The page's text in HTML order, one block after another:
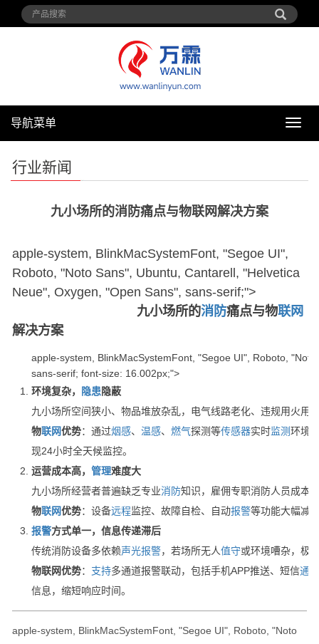
导
导航菜单
行业新闻
九小场所的消防痛点与物联网解决方案
apple-system, BlinkMacSystemFont, "Segoe UI",
Roboto, "Noto Sans", Ubuntu, Cantarell, "Helvetica
Neue", Oxygen, "Open Sans", sans-serif;">
九小场所的消防痛点与物联网
解决方案
apple-system, BlinkMacSystemFont, "Segoe UI", Roboto,
sans-serif; font-size: 16.002px;">
环境复杂， 隐患隐蔽
九小场所空间狭小、物品堆放杂乱，电气线路老化、违规用火用
物联网优势：通过烟感、温感、燃气探测等传感器实时监测环境
现24小时全天候监控。
运营成本高，管理难度大
九小场所经营者普遍缺乏专业消防知识，雇佣专职消防人员成本
物联网优势：设备远程监控、故障自检、自动报警等功能大幅减
报警方式单一，信息传递滞后
传统消防设备多依赖声光报警，若场所无人值守或环境嘈杂，极
物联网优势： 支持多通道报警联动，包括手机APP推送、短信通
信息，缩短响应时间。
apple-system, BlinkMacSystemFont, "Segoe UI", Roboto, "Noto